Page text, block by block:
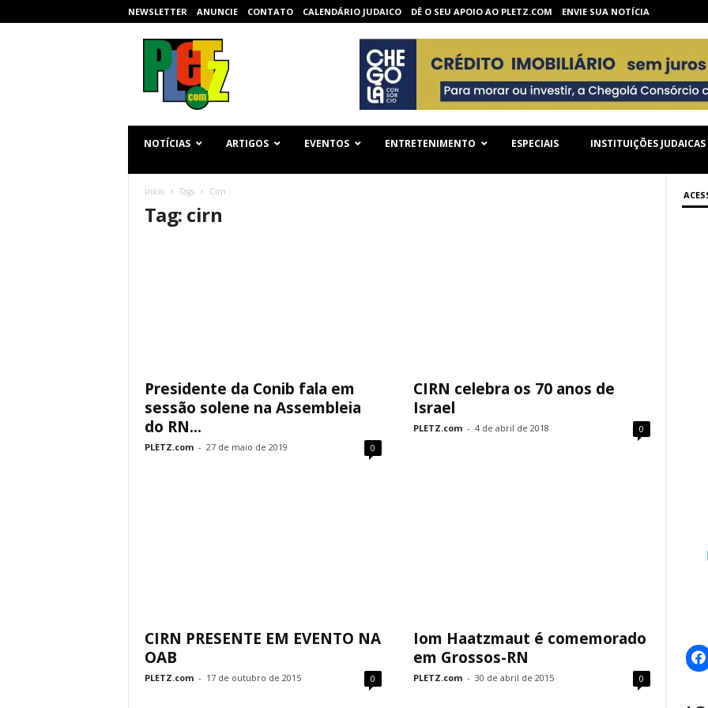
NEWSLETTER ANUNCIE CONTATO CALENDÁRIO JUDAICO DÊ O SEU APOIO AO PLETZ.COM ENVIE SUA NOTÍCIA
NOTÍCIAS ARTIGOS EVENTOS ENTRETENIMENTO ESPECIAIS INSTITUIÇÕES JUDAICAS
Início Tags Cirn
Tag: cirn
Presidente da Conib fala em
sessão solene na Assembleia
do RN...
PLETZ.com - 27 de maio de 2019 0
CIRN celebra os 70 anos de
Israel
PLETZ.com - 4 de abril de 2018 0
CIRN PRESENTE EM EVENTO NA
OAB
PLETZ.com - 17 de outubro de 2015 0
Iom Haatzmaut é comemorado
em Grossos-RN
PLETZ.com - 30 de abril de 2015 0